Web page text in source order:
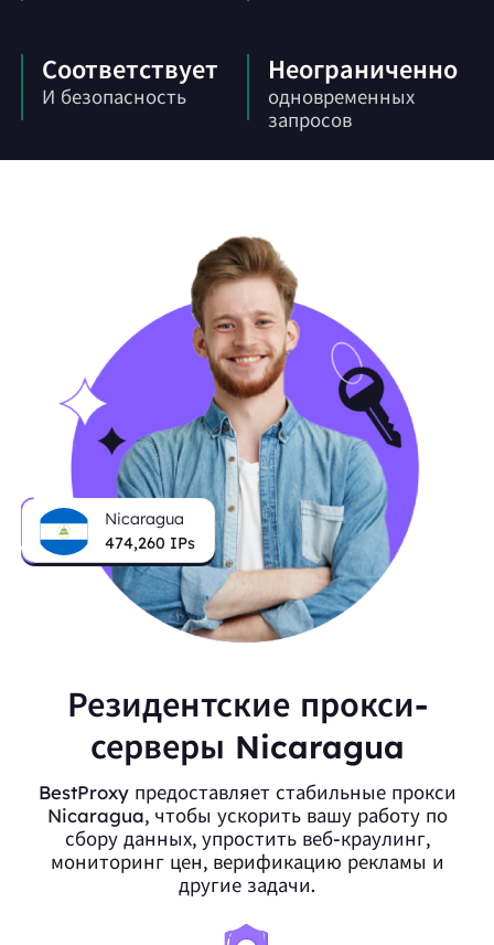
Соответствует
И безопасность
Неограниченно
одновременных
запросов
Nicaragua
474,260 IPs
Резидентские прокси-
серверы Nicaragua
BestProxy предоставляет стабильные прокси
Nicaragua, чтобы ускорить вашу работу по
сбору данных, упростить веб-краулинг,
мониторинг цен, верификацию рекламы и
другие задачи.